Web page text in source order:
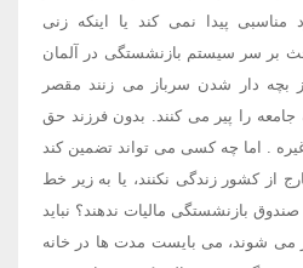
پیدا نمی کند یا اینکه زنی
بر سر سیستم بازنشستگی در آلمان
بچه دار شدن سرباز می زنند مقصر
جامعه را پیر می کنند. بدون فرزند حق
. اما چه کسی می تواند تضمین کند
از کشور زندگی نکنند، یا به زیر خط
بازنشستگی مالیات ندهند؟ نباید
می شوند، می بایست مدت ها در خانه